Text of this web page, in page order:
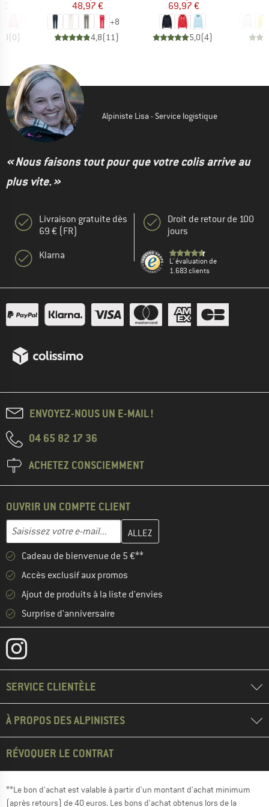
(0)
48,97 €
+8
4,8(11)
69,97 €
5,0(4)
Alpiniste Lisa - Service logistique
« Nous faisons tout pour que votre colis arrive au
plus vite. »
Livraison gratuite dès
69 € (FR)
Klarna
Droit de retour de 100
jours
L' évaluation de
1.683 clients
ENVOYEZ-NOUS UN E-MAIL !
04 65 82 17 36
ACHETEZ CONSCIEMMENT
OUVRIR UN COMPTE CLIENT
Adresse e-mail
Entrez votre adresse e-mail ici et créez votre compte client à la
Cadeau de bienvenue de 5 €**
Accès exclusif aux promos
Ajout de produits à la liste d'envies
Surprise d'anniversaire
SERVICE CLIENTÈLE
À PROPOS DES ALPINISTES
RÉVOQUER LE CONTRAT
**Le bon d'achat est valable à partir d'un montant d'achat minimum
(après retours) de 40 euros. Les bons d'achat obtenus lors de la